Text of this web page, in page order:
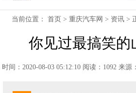
当前位置：首页 >重庆汽车网 > 资讯 >
你见过最搞笑的
时间：2020-08-03 05:12:10 阅读：1092 来源：